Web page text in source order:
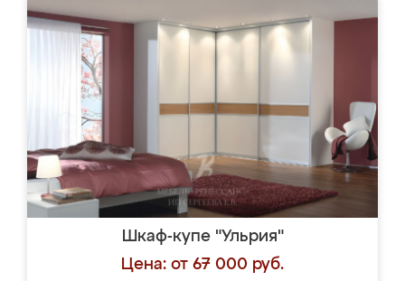
Шкаф-купе "Ульрия"
Цена: от 67 000 руб.